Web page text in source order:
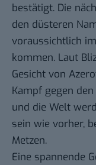
bestätigt. Die
den düsteren
voraussichtlich
kommen. Laut
Gesicht von
Kampf gegen
und die Welt
sein wie vorher,
Metzen.
Eine spannende